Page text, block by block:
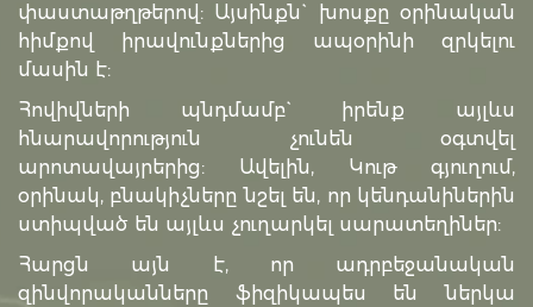
փաստաթղթերով: Այսինքն` խոսքը օրինական
հիմքով իրավունքներից ապօրինի զրկելու
մասին է:
Հովիվների պնդմամբ` իրենք այլևս
հնարավորություն չունեն օգտվել
արոտավայրերից: Ավելին, Կութ գյուղում,
օրինակ, բնակիչները նշել են, որ կենդանիներին
ստիպված են այլևս չուղարկել սարատեղիներ:
Հարցն այն է, որ ադրբեջանական
զինվորականները ֆիզիկապես են ներկա